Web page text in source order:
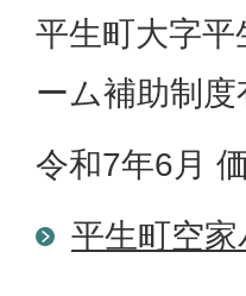
平生町大字
ーム補助制度
令和7年6月
平生町空